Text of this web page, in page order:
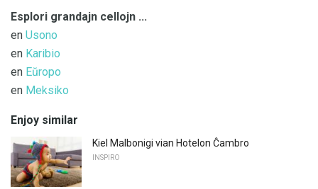
Esplori grandajn cellojn ...
en Usono
en Karibio
en Eŭropo
en Meksiko
Enjoy similar
Kiel Malbonigi vian Hotelon Ĉambro
INSPIRO